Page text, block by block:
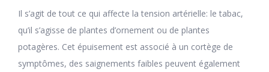
Il s’agit de tout ce qui affecte la tension artérielle: le tabac,
qu’il s’agisse de plantes d’ornement ou de plantes
potagères. Cet épuisement est associé à un cortège de
symptômes, des saignements faibles peuvent également